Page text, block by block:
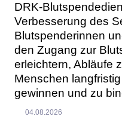
DRK-
Verbesserung des
Blutspenderinnen
den Zugang zur
erleichtern, Abläufe
Menschen
gewinnen und zu
04.08.2026